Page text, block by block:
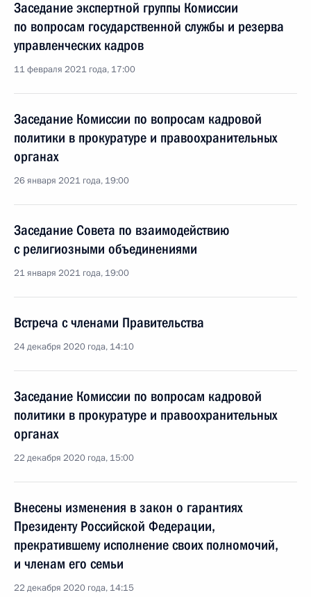
Заседание экспертной группы Комиссии
по вопросам государственной службы и резерва
управленческих кадров
11 февраля 2021 года, 17:00
Заседание Комиссии по вопросам кадровой
политики в прокуратуре и правоохранительных
органах
26 января 2021 года, 19:00
Заседание Совета по взаимодействию
с религиозными объединениями
21 января 2021 года, 19:00
Встреча с членами Правительства
24 декабря 2020 года, 14:10
Заседание Комиссии по вопросам кадровой
политики в прокуратуре и правоохранительных
органах
22 декабря 2020 года, 15:00
Внесены изменения в закон о гарантиях
Президенту Российской Федерации,
прекратившему исполнение своих полномочий,
и членам его семьи
22 декабря 2020 года, 14:15